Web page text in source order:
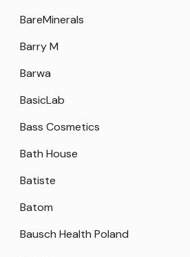
BareMinerals
Barry M
Barwa
BasicLab
Bass Cosmetics
Bath House
Batiste
Batom
Bausch Health Poland